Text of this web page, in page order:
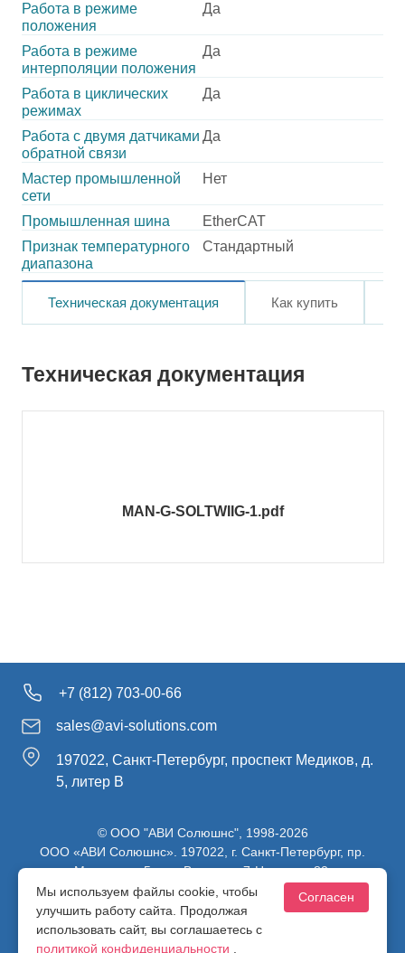
Работа в режиме
положения
Да
Работа в режиме
интерполяции положения
Да
Работа в циклических
режимах
Да
Работа с двумя датчиками
обратной связи
Да
Мастер промышленной
сети
Нет
Промышленная шина
EtherCAT
Признак температурного
диапазона
Стандартный
Техническая документация Как купить
Техническая документация
MAN-G-SOLTWIIG-1.pdf
+7 (812) 703-00-66
sales@avi-solutions.com
197022, Санкт-Петербург, проспект Медиков, д.
5, литер В
© ООО "АВИ Солюшнс", 1998-2026
ООО «АВИ Солюшнс». 197022, г. Санкт-Петербург, пр.
Медиков, д.5, лит. В, ч. пом. 7-Н, ч. ком. 82.
ИНН 7813470830 / КПП 781301001 / ОГРН 1107847137980
Политика конфиденциальности
Мы используем файлы cookie, чтобы
улучшить работу сайта. Продолжая
использовать сайт, вы соглашаетесь с
политикой конфиденциальности
Согласен